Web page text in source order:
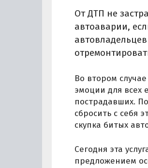
От ДТП не
автоаварии,
Во втором
эмоции для всех
пострадавших.
сбросить с себя
скупка битых
Сегодня эта
предложением